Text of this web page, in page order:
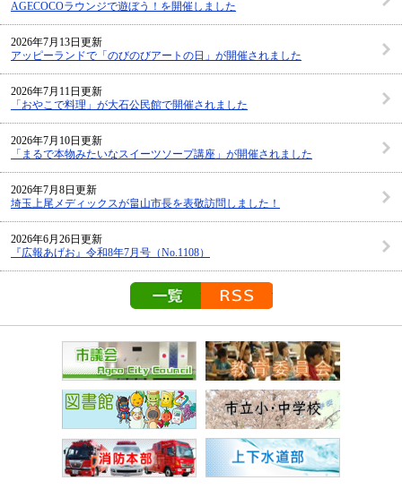
AGECOCOラウンジで遊ぼう！を開催しました
2026年7月13日更新
アッピーランドで「のびのびアートの日」が開催されました
2026年7月11日更新
「おやこで料理」が大石公民館で開催されました
2026年7月10日更新
「まるで本物みたいなスイーツソープ講座」が開催されました
2026年7月8日更新
埼玉上尾メディックスが畠山市長を表敬訪問しました！
2026年6月26日更新
『広報あげお』令和8年7月号（No.1108）
トピックスの一覧を見る
RSS配信